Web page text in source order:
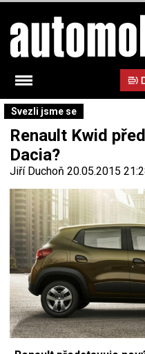
Svezli jsme se
Renault Kwid
Dacia?
Jiří Duchoň 20.05.2015